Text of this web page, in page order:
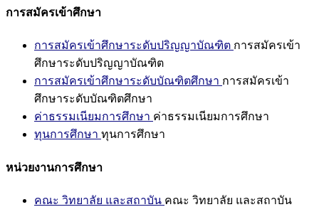
การสมัครเข้าศึกษา
การสมัครเข้าศึกษาระดับปริญญาบัณฑิต การสมัครเข้า
ศึกษาระดับปริญญาบัณฑิต
การสมัครเข้าศึกษาระดับบัณฑิตศึกษา การสมัครเข้า
ศึกษาระดับบัณฑิตศึกษา
ค่าธรรมเนียมการศึกษา ค่าธรรมเนียมการศึกษา
ทุนการศึกษา ทุนการศึกษา
หน่วยงานการศึกษา
คณะ วิทยาลัย และสถาบัน คณะ วิทยาลัย และสถาบัน